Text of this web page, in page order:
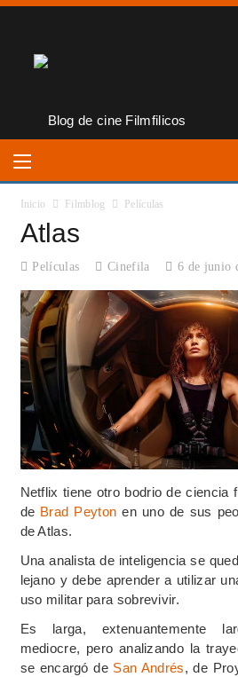
Inicio Filmblog Películas
Atlas
Películas Cinefila 6 de junio
Netflix tiene otro bodrio de ciencia
de Brad Peyton en uno de sus
de Atlas.
Una analista de inteligencia se
lejano y debe aprender a utilizar
uso militar para sobrevivir.
Es larga, extenuantemente
mediocre, pero analizando la
se encargó de San Andrés, de